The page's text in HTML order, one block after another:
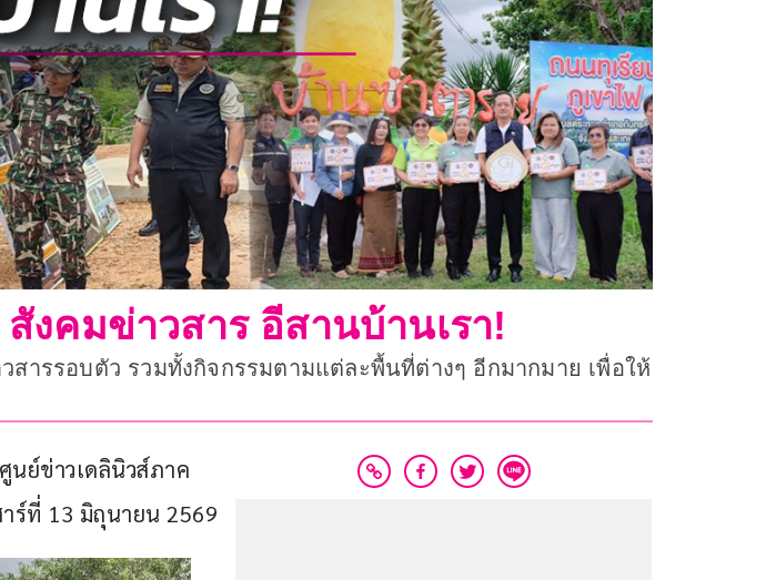
คมข่าวสาร อีสานบ้านเรา!
ารรอบตัว รวมทั้งกิจกรรมตามแต่ละพื้นที่ต่างๆ อีกมากมาย เพื่อให้
ย์ข่าวเดลินิวส์ภาค
ร์ที่ 13 มิถุนายน 2569